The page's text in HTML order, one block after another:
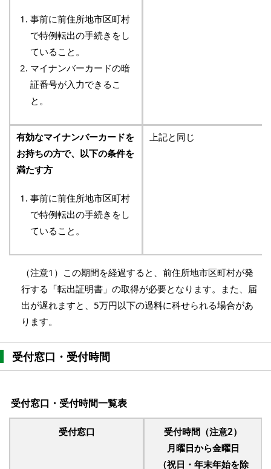
事前に前住所地市区町村
で特例転出の手続きをし
ていること。
マイナンバーカードの暗
証番号が入力できるこ
と。
有効なマイナンバーカードを
お持ちの方で、以下の条件を
満たす方
事前に前住所地市区町村
で特例転出の手続きをし
ていること。
上記と同じ
（注意1）この期間を経過すると、前住所地市区町村が発
行する「転出証明書」の取得が必要となります。また、届
出が遅れますと、5万円以下の過料に科せられる場合があ
ります。
受付窓口・受付時間
受付窓口・受付時間一覧表
受付窓口
受付時間（注意2）
月曜日から金曜日
（祝日・年末年始を除